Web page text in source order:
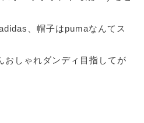
、帽子はpumaなんてス
おしゃれダンディ目指してが